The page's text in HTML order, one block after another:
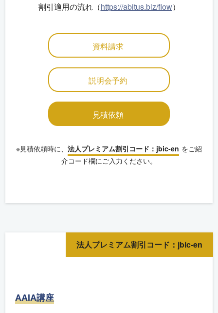
割引適用の流れ（https://abitus.biz/flow）
資料請求
説明会予約
見積依頼
※見積依頼時に、 法人プレミアム割引コード：jbic-en をご紹
介コード欄にご入力ください。
法人プレミアム割引コード：jbic-en
AAIA講座